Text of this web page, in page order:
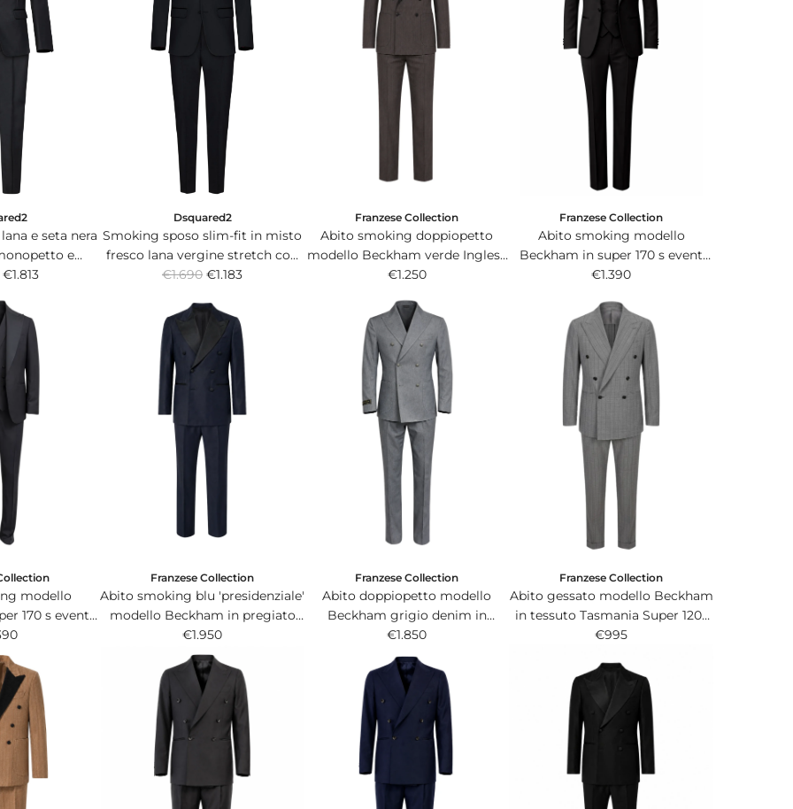
p
a
r
p
p
e seta nera
e
€1.813
Dsquared2
Smoking sposo slim-fit in misto
fresco lana vergine stretch con
blazer monopetto e dettagli in
R
g
u
l
€1.690 €1.183
Franzese Collection
Abito smoking doppiopetto
modello Beckham verde Inglese
in pregiatissimo tessuto chevron
€1.250
Franzese Collection
Abito smoking modello
Beckham in super 170 s event
plus nero con panciotto
€1.390
modello
170 s event
panciotto
Franzese Collection
Abito smoking blu 'presidenziale'
modello Beckham in pregiato
tessuto Tasmanian 200s.
€1.950
Franzese Collection
Abito doppiopetto modello
Beckham grigio denim in
cotone e lino di Ing. Loro
Piana&C.
€1.850
Franzese Collection
Abito gessato modello Beckham
in tessuto Tasmania Super 120s
Vitale Barberis Canonico grigio
€995